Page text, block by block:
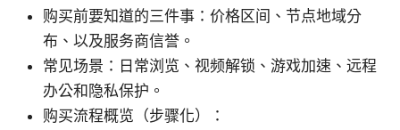
购买前要知道的三件事：价格区间、节点地域分
布、以及服务商信誉。
常见场景：日常浏览、视频解锁、游戏加速、远程
办公和隐私保护。
购买流程概览（步骤化）：